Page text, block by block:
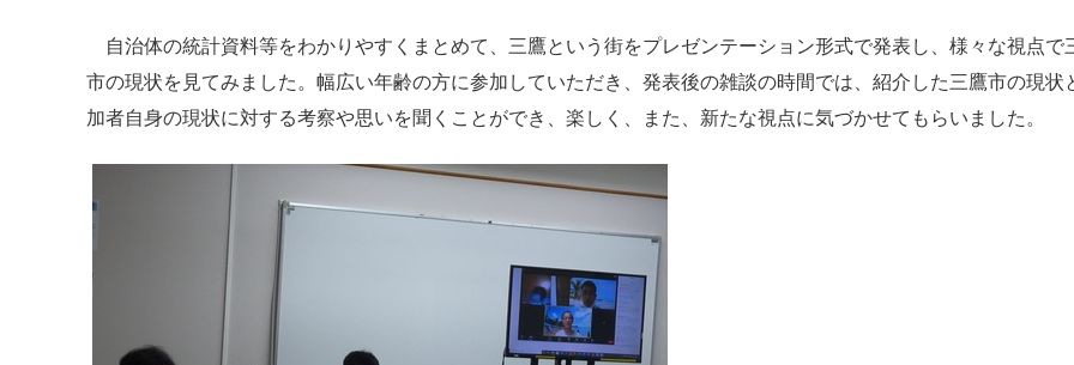
自治体の統計資料等をわかりやすくまとめて、三鷹という街をプレゼンテーション形式で発表し、様々な視点で
市の現状を見てみました。幅広い年齢の方に参加していただき、発表後の雑談の時間では、紹介した三鷹市の現状
加者自身の現状に対する考察や思いを聞くことができ、楽しく、また、新たな視点に気づかせてもらいました。